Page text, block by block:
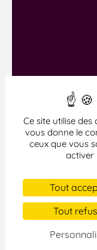
Ce site utilise des
vous donne le
ceux que vous
activer
Tout
Tout
Le Collectif « 12
regroupe plusieurs
Rodez) et syndicats,
celui-ci donnera lieu
participants auront à
propositions
3 qui leur paraissent
Les résultats seront
A l’approche
remettre les
au sein du débat
convaincre qu’une